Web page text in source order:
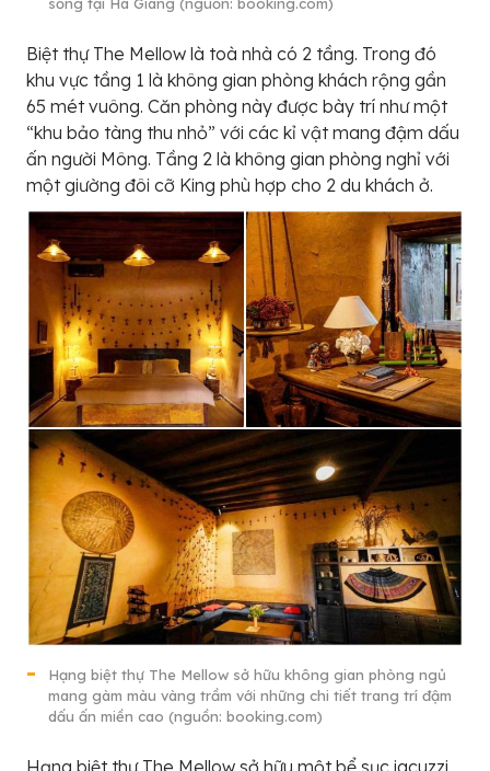
Biệt thự The Mellow là toà nhà có 2 tầng. Trong đó
khu vực tầng 1 là không gian phòng khách rộng gần
65 mét vuông. Căn phòng này được bày trí như một
“khu bảo tàng thu nhỏ” với các kỉ vật mang đậm dấu
ấn người Mông. Tầng 2 là không gian phòng nghỉ với
một giường đôi cỡ King phù hợp cho 2 du khách ở.
Hạng biệt thự The Mellow sở hữu không gian phòng ngủ
mang gàm màu vàng trầm với những chi tiết trang trí đậm
dấu ấn miền cao (nguồn: booking.com)
Hạng biệt thự The Mellow sở hữu một bể sục jacuzzi